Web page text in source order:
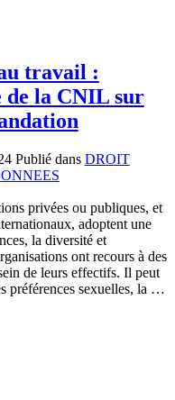
travail :
de la CNIL sur
Publié dans DROIT
privées ou publiques, et
adoptent une
la diversité et
ont recours à des
de leurs effectifs. Il peut
préférences sexuelles, la …